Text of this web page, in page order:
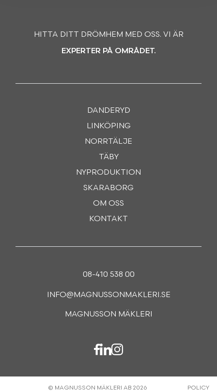
HITTA DITT DRÖMHEM MED OSS. VI ÄR
EXPERTER PÅ OMRÅDET.
DANDERYD
LINKÖPING
NORRTÄLJE
TÄBY
NYPRODUKTION
SKARABORG
OM OSS
KONTAKT
08-410 538 00
INFO@MAGNUSSONMAKLERI.SE
MAGNUSSON MÄKLERI
© MAGNUSSON MÄKLERI AB 2026 POLICY